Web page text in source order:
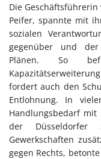
Die
Peifer, spannte mit
sozialen
gegenüber und
Plänen. So
fordert auch den
Entlohnung. In
Handlungsbedarf mit
der Düsseldorfer
Gewerkschaften
gegen Rechts,